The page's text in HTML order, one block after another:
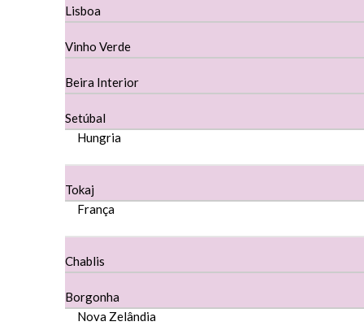
Dona Sancha Dão
Doroteia Douro
Ermelinda Freitas - Setubal
Ervideira Alentejo
Fabio Fernandes Wines
Figueira Coriga - Alentejo
Garrocha Estate Wines
Lisboa
Vinho Verde
Beira Interior
Setúbal
Hungria
Tokaj
França
Chablis
Borgonha
Nova Zelândia